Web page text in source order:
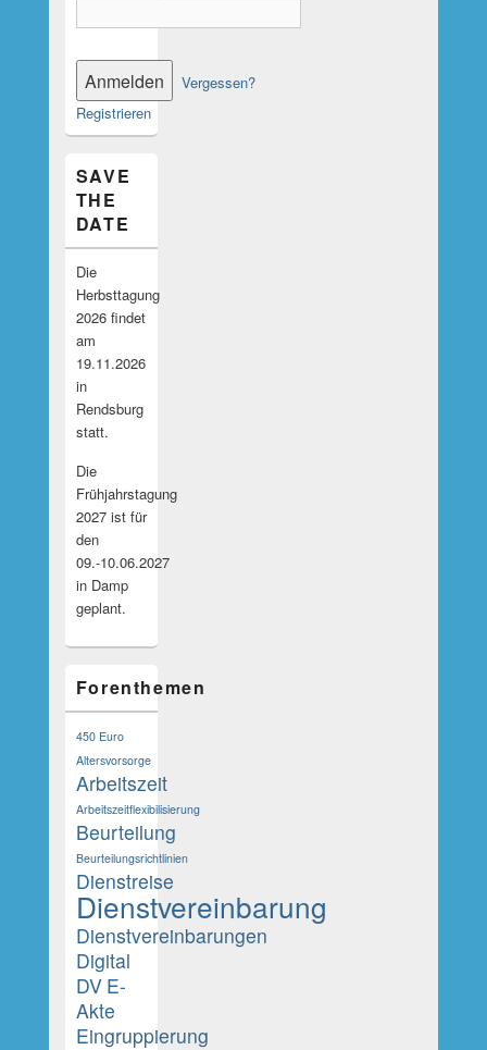
Vergessen?
Registrieren
SAVE
THE
DATE
Die
Herbsttagung
2026 findet
am
19.11.2026
in
Rendsburg
statt.
Die
Frühjahrstagung
2027 ist für
den
09.-10.06.2027
in Damp
geplant.
Forenthemen
450 Euro
Altersvorsorge
Arbeitszeit
Arbeitszeitflexibilisierung
Beurteilung
Beurteilungsrichtlinien
Dienstreise
Dienstvereinbarung
Dienstvereinbarungen
Digital
DV E-
Akte
Eingruppierung